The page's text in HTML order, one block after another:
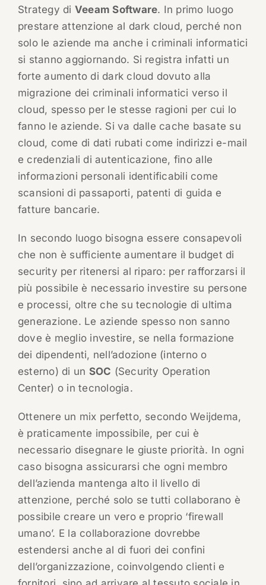
Strategy di Veeam Software. In primo luogo
prestare attenzione al dark cloud, perché non
solo le aziende ma anche i criminali informatici
si stanno aggiornando. Si registra infatti un
forte aumento di dark cloud dovuto alla
migrazione dei criminali informatici verso il
cloud, spesso per le stesse ragioni per cui lo
fanno le aziende. Si va dalle cache basate su
cloud, come di dati rubati come indirizzi e-mail
e credenziali di autenticazione, fino alle
informazioni personali identificabili come
scansioni di passaporti, patenti di guida e
fatture bancarie.
In secondo luogo bisogna essere consapevoli
che non è sufficiente aumentare il budget di
security per ritenersi al riparo: per rafforzarsi il
più possibile è necessario investire su persone
e processi, oltre che su tecnologie di ultima
generazione. Le aziende spesso non sanno
dove è meglio investire, se nella formazione
dei dipendenti, nell’adozione (interno o
esterno) di un SOC (Security Operation
Center) o in tecnologia.
Ottenere un mix perfetto, secondo Weijdema,
è praticamente impossibile, per cui è
necessario disegnare le giuste priorità. In ogni
caso bisogna assicurarsi che ogni membro
dell’azienda mantenga alto il livello di
attenzione, perché solo se tutti collaborano è
possibile creare un vero e proprio ‘firewall
umano’. E la collaborazione dovrebbe
estendersi anche al di fuori dei confini
dell’organizzazione, coinvolgendo clienti e